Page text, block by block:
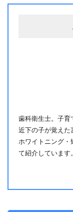
歯科衛生士。子育
近下の子が覚えた
ホワイトニング・
て紹介しています。